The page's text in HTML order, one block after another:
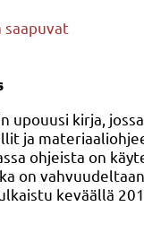
saapuvat
upouusi kirja,
ja
ohjeista on
on
keväällä